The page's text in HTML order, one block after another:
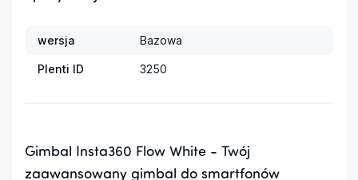
wersja Bazowa
Plenti ID 3250
Gimbal Insta360 Flow White - Twój
zaawansowany gimbal do smartfonów